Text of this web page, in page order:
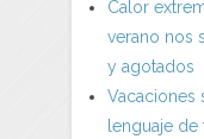
Calor
verano nos
y agotados
Vacaciones
lenguaje